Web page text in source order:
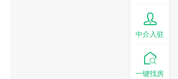
中介入驻
一键找房